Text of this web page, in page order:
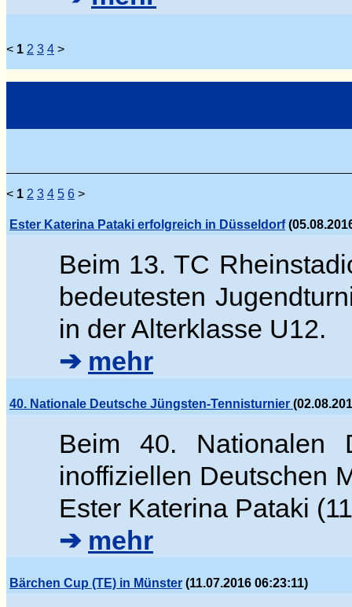
< 1 2 3 4 >
< 1 2 3 4 5 6 >
Ester Katerina Pataki erfolgreich in Düsseldorf
Beim 13. TC
bedeutesten
in der Alterklasse U12.
➔ mehr
40. Nationale Deutsche Jüngsten-Tennisturnier
Beim 40. Nationalen
inoffiziellen Deutschen
Ester Katerina Pataki
➔ mehr
Bärchen Cup (TE) in Münster (11.07.2016 06:23:11)